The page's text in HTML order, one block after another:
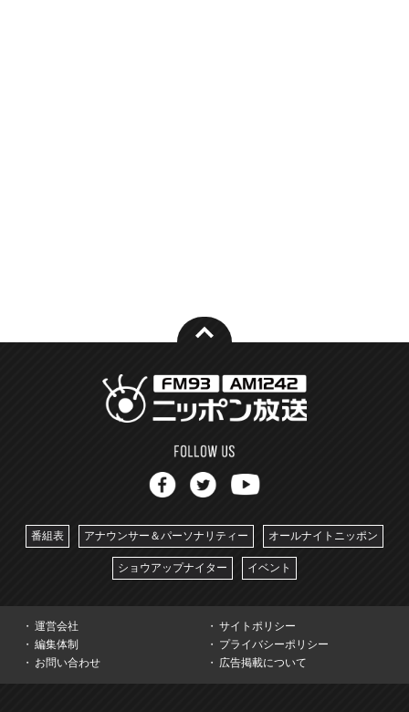
番組表 アナウンサー＆パーソナリティー オールナイトニッポン
ショウアップナイター イベント
運営会社
サイトポリシー
編集体制
プライバシーポリシー
お問い合わせ
広告掲載について